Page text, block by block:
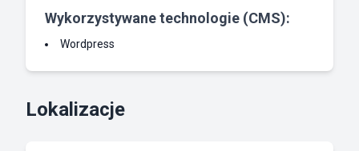
Wykorzystywane technologie (CMS):
Wordpress
Lokalizacje